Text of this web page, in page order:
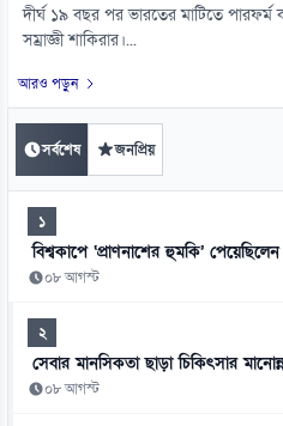
দীর্ঘ ১৯ বছর পর ভারতের মাটিতে পারফর্ম
সম্রাজ্ঞী শাকিরার।...
আরও পড়ুন
সর্বশেষ জনপ্রিয়
১
বিশ্বকাপে ‘প্রাণনাশের হুমকি’
০৮ আগস্ট
২
সেবার মানসিকতা ছাড়া চিকিৎসার
০৮ আগস্ট